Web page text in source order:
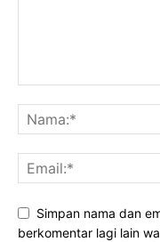
Simpan nama dan
berkomentar lagi lain